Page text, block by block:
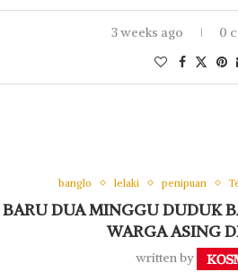
3 weeks ago 0
banglo lelaki penipuan
BARU DUA MINGGU DUDUK
WARGA ASING
written by